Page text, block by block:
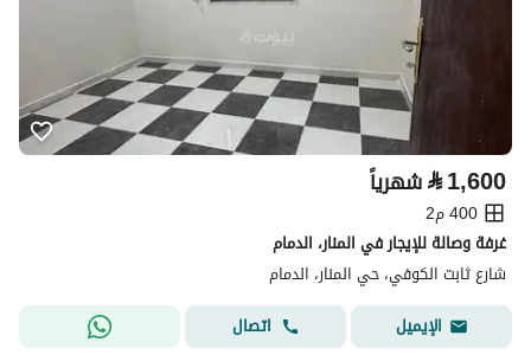
⃁1,600 شهرياً
400 م2
غرفة وصالة للإيجار في المنار، الدمام
شارع ثابت الكوفي، حي المنار، الدمام
الإيميل
اتصال